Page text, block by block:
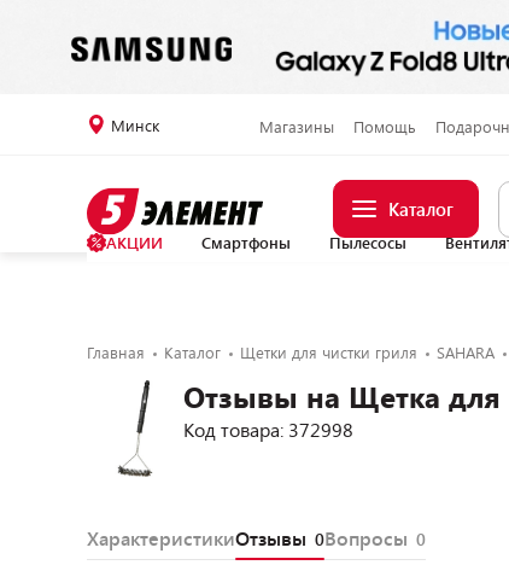
Минск Магазины Помощь
Каталог
АКЦИИ Смартфоны Пылесосы
Главная Каталог Щетки для чистки гриля SAHARA
Отзывы на Щетка для
Код товара: 372998
ХарактеристикиОтзывы 0Вопросы 0